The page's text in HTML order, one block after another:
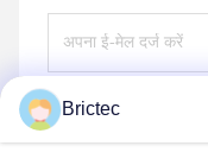
Brictec